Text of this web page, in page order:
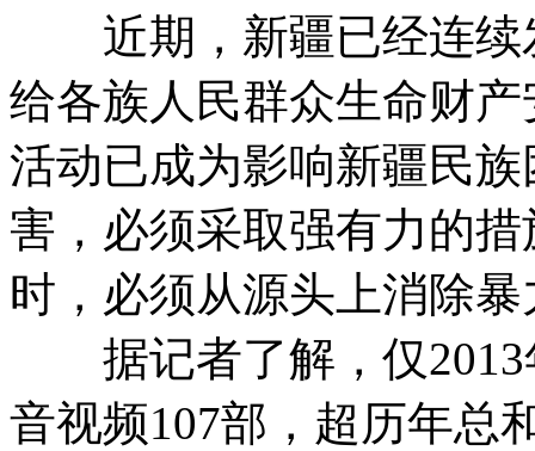
近期，新疆已经连续
给各族人民群众生命财
活动已成为影响新疆民
害，必须采取强有力的
时，必须从源头上消除
据记者了解，仅2013
音视频107部，超历年总